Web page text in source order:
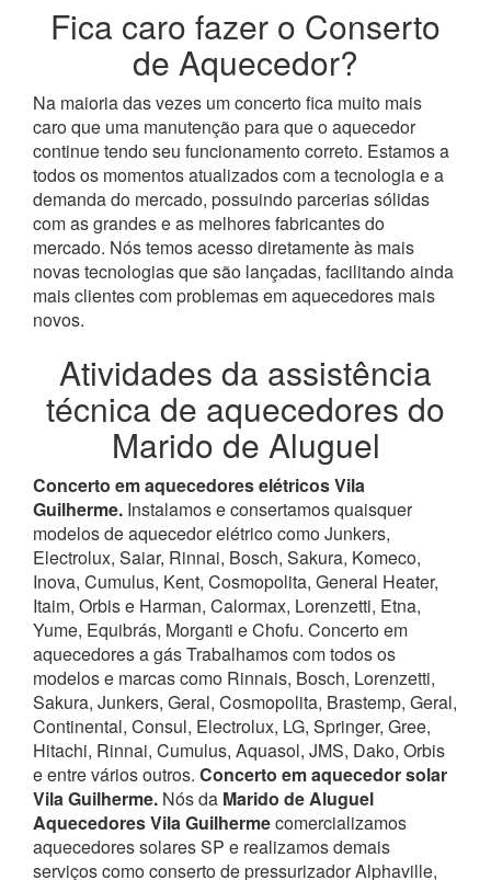
Fica caro fazer o Conserto
de Aquecedor?
Na maioria das vezes um concerto fica muito mais
caro que uma manutenção para que o aquecedor
continue tendo seu funcionamento correto. Estamos a
todos os momentos atualizados com a tecnologia e a
demanda do mercado, possuindo parcerias sólidas
com as grandes e as melhores fabricantes do
mercado. Nós temos acesso diretamente às mais
novas tecnologias que são lançadas, facilitando ainda
mais clientes com problemas em aquecedores mais
novos.
Atividades da assistência
técnica de aquecedores do
Marido de Aluguel
Concerto em aquecedores elétricos Vila
Guilherme. Instalamos e consertamos quaisquer
modelos de aquecedor elétrico como Junkers,
Electrolux, Saiar, Rinnai, Bosch, Sakura, Komeco,
Inova, Cumulus, Kent, Cosmopolita, General Heater,
Itaim, Orbis e Harman, Calormax, Lorenzetti, Etna,
Yume, Equibrás, Morganti e Chofu. Concerto em
aquecedores a gás Trabalhamos com todos os
modelos e marcas como Rinnais, Bosch, Lorenzetti,
Sakura, Junkers, Geral, Cosmopolita, Brastemp, Geral,
Continental, Consul, Electrolux, LG, Springer, Gree,
Hitachi, Rinnai, Cumulus, Aquasol, JMS, Dako, Orbis
e entre vários outros. Concerto em aquecedor solar
Vila Guilherme. Nós da Marido de Aluguel
Aquecedores Vila Guilhermecomercializamos
aquecedores solares SP e realizamos demais
serviços como conserto de pressurizador Alphaville,